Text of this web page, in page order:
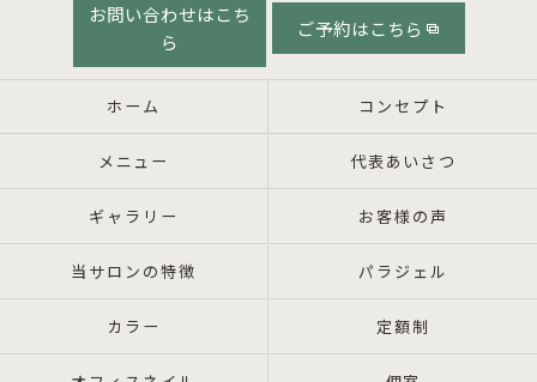
お問い合わせはこち
ら
ご予約はこちら
ホーム コンセプト
メニュー 代表あいさつ
ギャラリー お客様の声
当サロンの特徴 パラジェル
カラー 定額制